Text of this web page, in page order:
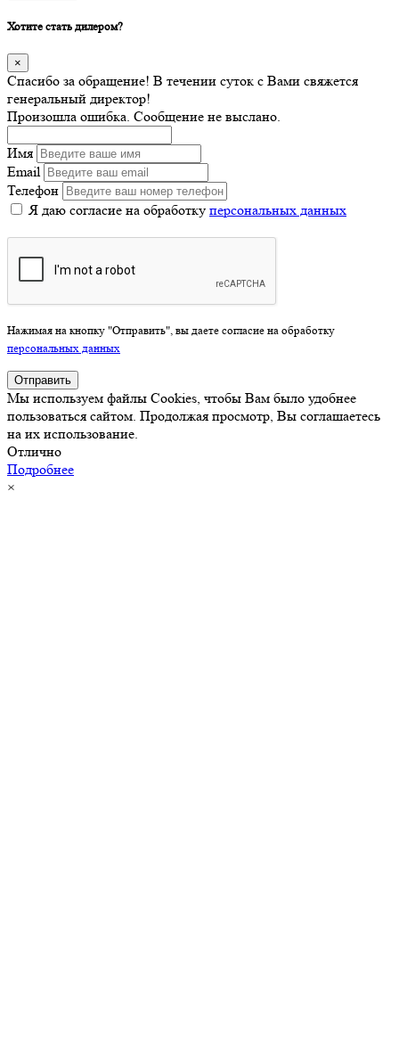
Хотите стать дилером?
×
Спасибо за обращение! В течении суток с Вами свяжется
генеральный директор!
Произошла ошибка. Сообщение не выслано.
Имя
Email
Телефон
Я даю согласие на обработку персональных данных
Нажимая на кнопку "Отправить", вы даете согласие на обработку
персональных данных
Отправить
Мы используем файлы Cookies, чтобы Вам было удобнее
пользоваться сайтом. Продолжая просмотр, Вы соглашаетесь
на их использование.
Отлично
Подробнее
×